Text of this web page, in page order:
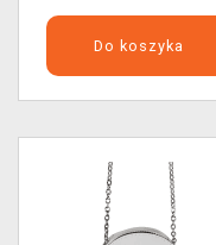
Do koszyka